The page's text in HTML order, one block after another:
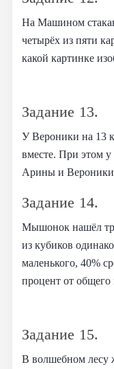
На Машином
четырёх из пяти
какой картинке
Задание 13.
У Вероники на 13
вместе. При этом
Арины и Вероники
Задание 14.
Мышонок нашёл
из кубиков
маленького, 40%
процент от общего
Задание 15.
В волшебном лесу